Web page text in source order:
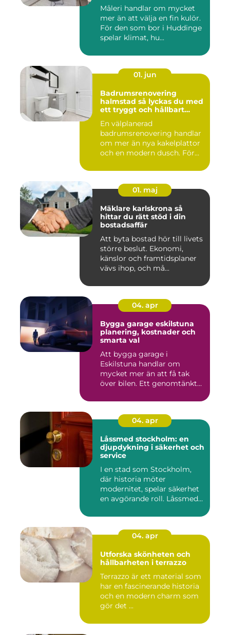
Måleri handlar om mycket
mer än att välja en fin kulör.
För den som bor i Huddinge
spelar klimat, hu...
01. jun
Badrumsrenovering
halmstad så lyckas du med
ett tryggt och hållbart
En välplanerad
badrumsrenovering handlar
om mer än nya kakelplattor
och en modern dusch. För
01. maj
Mäklare karlskrona så
hittar du rätt stöd i din
bostadsaffär
Att byta bostad hör till livets
större beslut. Ekonomi,
känslor och framtidsplaner
vävs ihop, och må...
04. apr
Bygga garage eskilstuna
planering, kostnader och
smarta val
Att bygga garage i
Eskilstuna handlar om
mycket mer än att få tak
över bilen. Ett genomtänkt
04. apr
Låssmed stockholm: en
djupdykning i säkerhet och
service
I en stad som Stockholm,
där historia möter
modernitet, spelar säkerhet
en avgörande roll. Låssmed
04. apr
Utforska skönheten och
hållbarheten i terrazzo
Terrazzo är ett material som
har en fascinerande historia
och en modern charm som
gör det ...